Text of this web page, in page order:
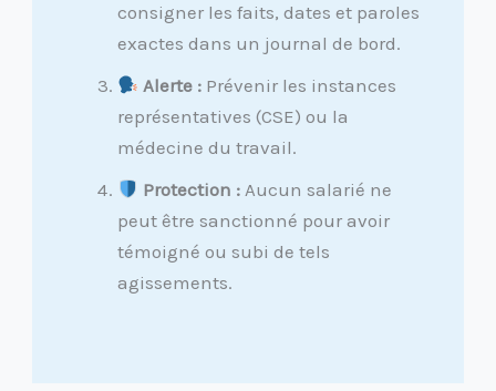
consigner les faits, dates et paroles
exactes dans un journal de bord.
Alerte : Prévenir les instances
représentatives (CSE) ou la
médecine du travail.
Protection : Aucun salarié ne
peut être sanctionné pour avoir
témoigné ou subi de tels
agissements.